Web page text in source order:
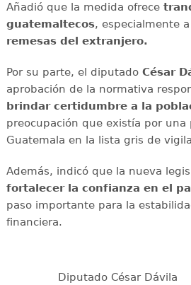
Añadió que la medida ofrece
guatemaltecos, especialmente
remesas del extranjero.
Por su parte, el diputado César
aprobación de la normativa
brindar certidumbre a la
preocupación que existía por una
Guatemala en la lista gris de
Además, indicó que la nueva
fortalecer la confianza en el
paso importante para la
financiera.
Diputado César Dávila